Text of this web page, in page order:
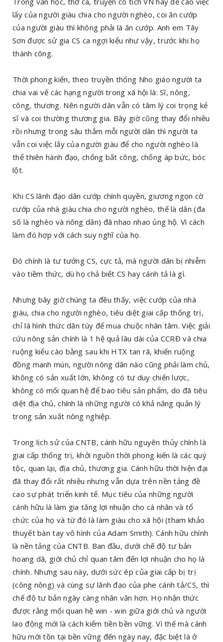
lấy của người giàu chia cho người nghèo, coi ăn cướp
của người giàu thì không phải là ăn cướp. Anh em Tây
Sơn được sử gia CS ca ngợi kiểu như vậy, trước khi họ
thành công.
Thời phong kiến, theo truyền thống Nho giáo người ta
chia vai vế các hạng người trong xã hội là: Sĩ, nông,
công, thương. Nên người dân vẫn có tâm lý coi trọng kẻ
sĩ và coi thường thương gia. Bây giờ cũng thay đổi nhiều
rồi nhưng trong sâu thẳm mỗi người dân thì người ta
vẫn coi việc lấy của người giàu để cho người nghèo là
thế thiên hành đạo, chống bất công, chống áp bức, bóc
lột.
Khi CS lãnh đạo dân cướp chính quyền, giương ngọn cờ
cướp của nhà giàu chia cho người nghèo, thế là dân (đa
số là nghèo và nông dân) đã nhao nhao ủng hộ. Vì cách
làm đó hợp với cách suy nghĩ của họ.
Đó chính là tư tưởng CS, cực tả, mà người dân bị nhiễm
vào tiềm thức, dù họ chả biết CS hay cánh tả là gì.
Nhưng bây giờ chúng ta đều thấy, việc cướp của nhà
giàu, chia cho người nghèo, tiêu diệt giai cấp thống trị,
chỉ là hình thức dân túy để mua chuộc nhân tâm. Việc giải
cứu nông sản chính là 1 hệ quả lâu dài của CCRĐ và chia
ruộng kiểu cào bằng sau khi HTX tan rã, khiến ruộng
đồng manh mún, người nông dân nào cũng phải làm chủ,
không có sản xuất lớn, không có tư duy chiến lược,
không có mối quan hệ để bao tiêu sản phẩm, do đã tiêu
diệt địa chủ, chính là những người có khả năng quản lý
trong sản xuất nông nghiệp.
Trong lịch sử của CNTB, cánh hữu nguyên thủy chính là
giai cấp thống trị, khởi nguồn thời phong kiến là các quý
tộc, quan lại, địa chủ, thương gia. Cánh hữu thời hiện đại
đã thay đổi rất nhiều nhưng vẫn dựa trên nền tảng đề
cao sự phát triển kinh tế. Mục tiêu của những người
cánh hữu là làm gia tăng lợi nhuận cho cá nhân và tổ
chức của họ và từ đó là làm giàu cho xã hội (tham khảo
thuyết bàn tay vô hình của Adam Smith). Cánh hữu chính
là nền tảng của CNTB. Ban đầu, dưới chế độ tư bản
hoang dã, giới chủ chỉ quan tâm đến lợi nhuận cho họ là
chính. Nhưng sau này, dưới sức ép của giai cấp bị trị
(công nông) và cùng sự lãnh đạo của phe cánh tả/CS, thì
chế độ tư bản ngày càng nhân văn hơn. Họ nhận thức
được rằng mối quan hệ win - win giữa giới chủ và người
lao động mới là cách kiếm tiền bền vững. Vì thế mà cánh
hữu mới tồn tại bền vững đến ngày nay, đặc biệt là ở